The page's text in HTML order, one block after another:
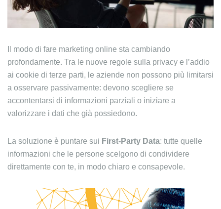
Il modo di fare marketing online sta cambiando
profondamente. Tra le nuove regole sulla privacy e l’addio
ai cookie di terze parti, le aziende non possono più limitarsi
a osservare passivamente: devono scegliere se
accontentarsi di informazioni parziali o iniziare a
valorizzare i dati che già possiedono.
La soluzione è puntare sui First-Party Data: tutte quelle
informazioni che le persone scelgono di condividere
direttamente con te, in modo chiaro e consapevole.